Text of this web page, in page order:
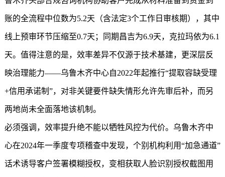
账的全流程中位数为5.2天（含法定3个工作日审核期），其中
线上预审环节压缩至0.7天；同期昌吉为6.9天，克拉玛依为6.1
天。值得注意的是，效率差异不仅源于技术基建，更深层反
映治理能力——乌鲁木齐中心自2022年起推行“提取容缺受理
+信用承诺制”，对非关键要件缺失情形允许先审后补，而另
两地尚未全面落地该机制。
必须强调，效率提升绝不能以牺牲风控为代价。乌鲁木齐中
心在2024年一季度专项稽查中发现，个别机构利用“加急通道”
话术诱导客户签署模糊授权，变相获取人脸识别授权截图用